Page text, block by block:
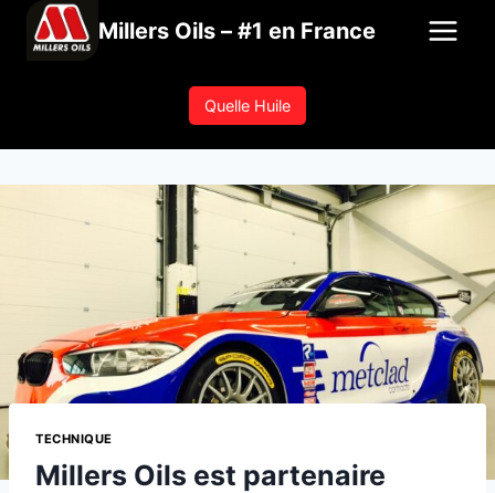
Millers Oils – #1 en France
Quelle Huile
TECHNIQUE
Millers Oils est partenaire